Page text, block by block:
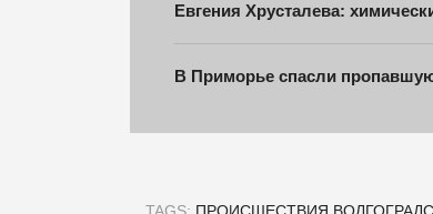
Евгения Хрусталева:
В Приморье спасли